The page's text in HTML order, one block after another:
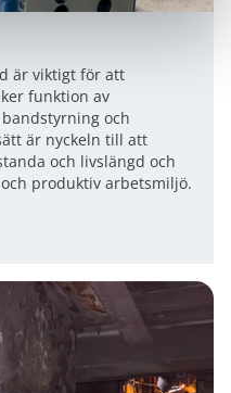
är viktigt för att
funktion av
och
är nyckeln till att
och livslängd och
produktiv arbetsmiljö.